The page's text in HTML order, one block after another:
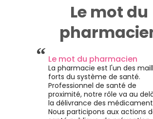
Le mot du
“ Le mot du pharmacien
La pharmacie est l'un des
forts du système de santé.
Professionnel de santé de
proximité, notre rôle va au
la délivrance des
Nous participons aux actions